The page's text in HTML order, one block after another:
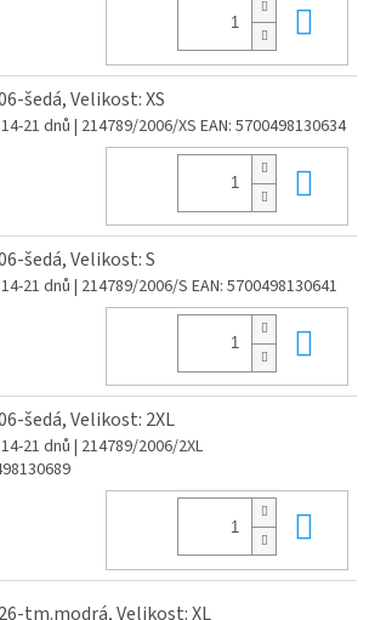
šedá, Velikost: XS
21 dnů| 214789/2006/XS EAN: 5700498130634
šedá, Velikost: S
21 dnů| 214789/2006/S EAN: 5700498130641
šedá, Velikost: 2XL
21 dnů| 214789/2006/2XL
tm.modrá, Velikost: XL